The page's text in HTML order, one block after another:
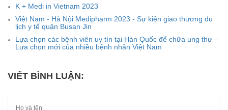
K + Medi in Vietnam 2023
Việt Nam - Hà Nội Medipharm 2023 - Sự kiện giao thương du
lịch y tế quận Busan Jin
Lựa chọn các bệnh viên uy tín tại Hàn Quốc để chữa ung thư –
Lựa chọn mới của nhiều bệnh nhân Việt Nam
VIẾT BÌNH LUẬN: